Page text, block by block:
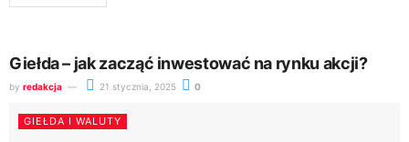
Giełda – jak zacząć inwestować na rynku akcji?
by redakcja 21 stycznia, 2025 0
GIEŁDA I WALUTY